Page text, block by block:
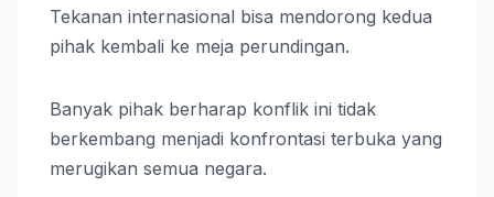
Tekanan internasional bisa mendorong kedua
pihak kembali ke meja perundingan.
Banyak pihak berharap konflik ini tidak
berkembang menjadi konfrontasi terbuka yang
merugikan semua negara.